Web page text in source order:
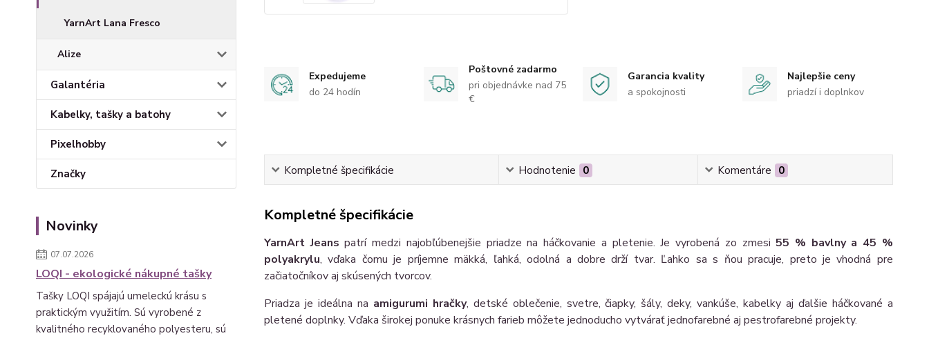
YarnArt Lana Fresco
Alize
Galantéria
Kabelky, tašky a batohy
Pixelhobby
Značky
Novinky
07.07.2026
LOQI - ekologické nákupné tašky
Tašky LOQI spájajú umeleckú krásu s
praktickým využitím. Sú vyrobené z
kvalitného recyklovaného polyesteru, sú
Expedujeme
do 24 hodín
Poštovné zadarmo
pri objednávke nad 75
€
Garancia kvality
a spokojnosti
Najlepšie ceny
priadzí i doplnkov
Kompletné špecifikácie Hodnotenie 0 Komentáre 0
Kompletné špecifikácie
YarnArt Jeans patrí medzi najobľúbenejšie priadze na háčkovanie a pletenie. Je vyrobená zo zmesi55 % bavlny a 45 %
polyakrylu, vďaka čomu je príjemne mäkká, ľahká, odolná a dobre drží tvar. Ľahko sa s ňou pracuje, preto je vhodná pre
začiatočníkov aj skúsených tvorcov.
Priadza je ideálna na amigurumi hračky, detské oblečenie, svetre, čiapky, šály, deky, vankúše, kabelky aj ďalšie háčkované a
pletené doplnky. Vďaka širokej ponuke krásnych farieb môžete jednoducho vytvárať jednofarebné aj pestrofarebné projekty.